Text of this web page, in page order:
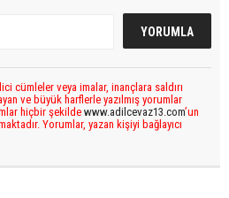
cümleler veya imalar, inançlara saldırı
ve büyük harflerle yazılmış yorumlar
hiçbir şekilde www.adilcevaz13.com’un
Yorumlar, yazan kişiyi bağlayıcı